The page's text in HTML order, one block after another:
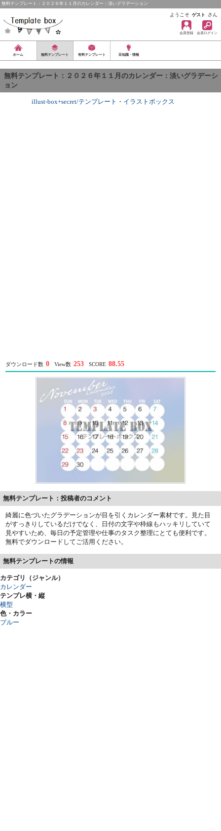
無料テンプレート：２０２６年１１月のカレンダー：淡いグラデーション
ようこそ ゲスト さん
会員登録 会員ログイン
ホーム 無料テンプレート 有料テンプレート 豆知識・情報
無料テンプレート：２０２６年１１月のカレンダー：淡いグラデーシ
ョン
illust-box+secret/テンプレート ・ イラストボックス
ダウンロード数 0 View数 253 SCORE 88.55
無料テンプレート：投稿者のコメント
綺麗に色づいたグラデーションが目を引くカレンダー素材です。見た目
がすっきりしているだけでなく、日付の文字や枠線もハッキリしていて
見やすいため、毎日の予定管理や仕事のタスク整理にとても便利です。
無料でダウンロードしてご活用ください。
無料テンプレートの情報
カテゴリ（ジャンル）
カレンダー
テンプレ横・縦
横型
色・カラー
ブルー